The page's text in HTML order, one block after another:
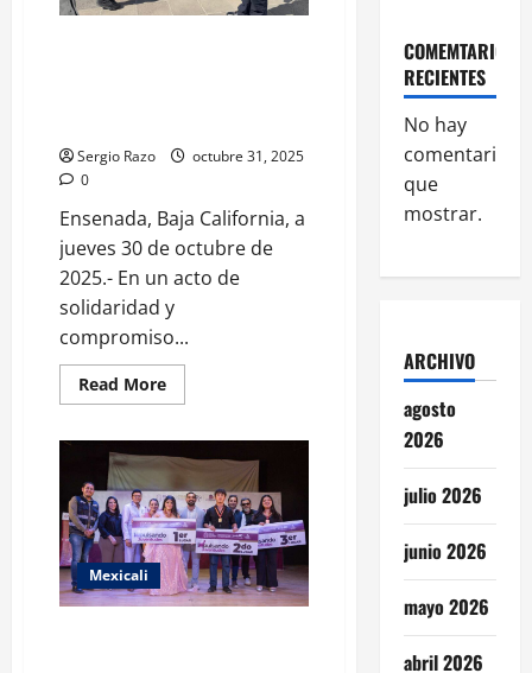
Sergio Razo
octubre 31, 2025
0
Ensenada, Baja California, a
jueves 30 de octubre de
2025.- En un acto de
solidaridad y
compromiso...
Read MoreRead
more
de
Ensenada
se
suma
a
la
solidaridad
nacional
en
Mexicali
COMEMTARIOS
RECIENTES
No hay
comentarios
que
mostrar.
ARCHIVO
agosto
2026
julio 2026
junio 2026
mayo 2026
abril 2026